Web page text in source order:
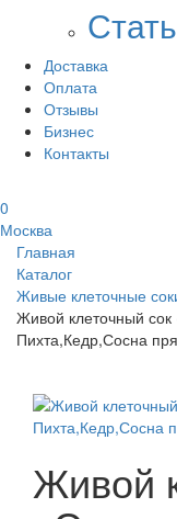
Доставка
Оплата
Отзывы
Бизнес
Контакты
0
Москва
Главная
Каталог
Живые клеточные
Живой клеточный
Пихта,Кедр,Сосна
Живой